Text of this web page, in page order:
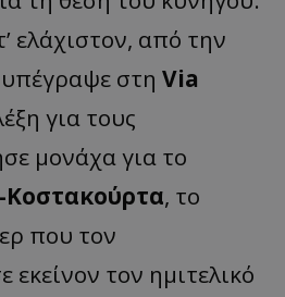
ελάχιστον, από την
στη Via
για τους
μονάχα για το
, το
που τον
εκείνον τον ημιτελικό